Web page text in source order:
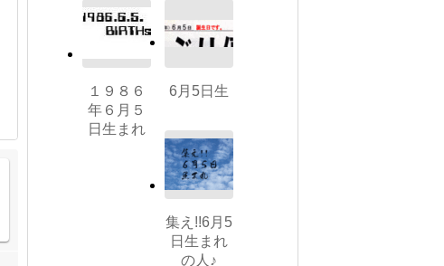
１９８６
年６月５
日生まれ
6月5日生
集え!!6月5
日生まれ
の人♪